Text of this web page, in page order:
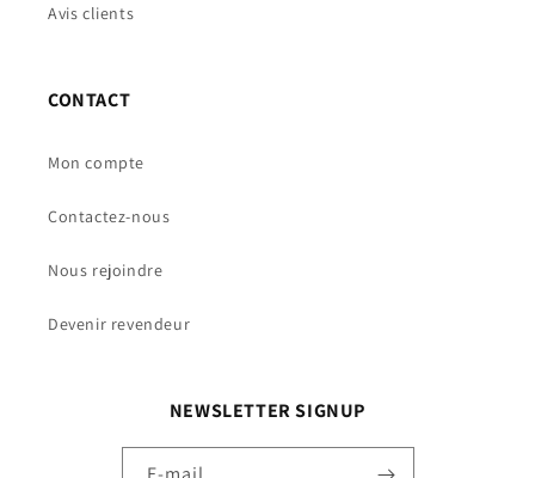
Avis clients
CONTACT
Mon compte
Contactez-nous
Nous rejoindre
Devenir revendeur
NEWSLETTER SIGNUP